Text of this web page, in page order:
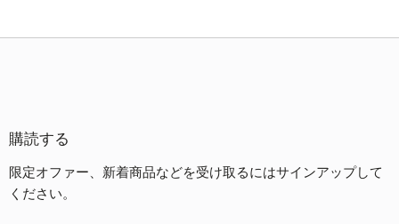
古い商品順
購読する
限定オファー、新着商品などを受け取るにはサインアップして
ください。